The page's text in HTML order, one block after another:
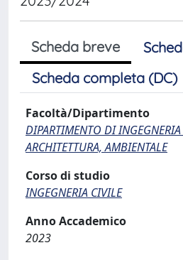
Scheda breve
Scheda completa (DC)
Facoltà/Dipartimento
DIPARTIMENTO DI
ARCHITETTURA, AMBIENTALE
Corso di studio
INGEGNERIA CIVILE
Anno Accademico
2023